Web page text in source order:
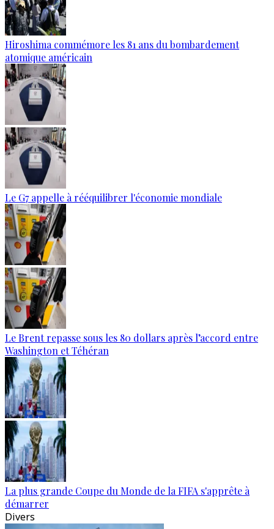
Hiroshima commémore les 81 ans du bombardement
atomique américain
Le G7 appelle à rééquilibrer l'économie mondiale
Le Brent repasse sous les 80 dollars après l’accord entre
Washington et Téhéran
La plus grande Coupe du Monde de la FIFA s'apprête à
démarrer
Divers